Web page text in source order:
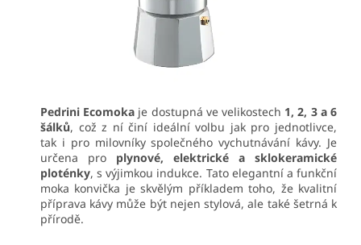
Pedrini Ecomoka je dostupná ve velikostech 1, 2, 3 a 6
šálků, což z ní činí ideální volbu jak pro jednotlivce,
tak i pro milovníky společného vychutnávání kávy. Je
určena pro plynové, elektrické a sklokeramické
ploténky, s výjimkou indukce. Tato elegantní a funkční
moka konvička je skvělým příkladem toho, že kvalitní
příprava kávy může být nejen stylová, ale také šetrná k
přírodě.